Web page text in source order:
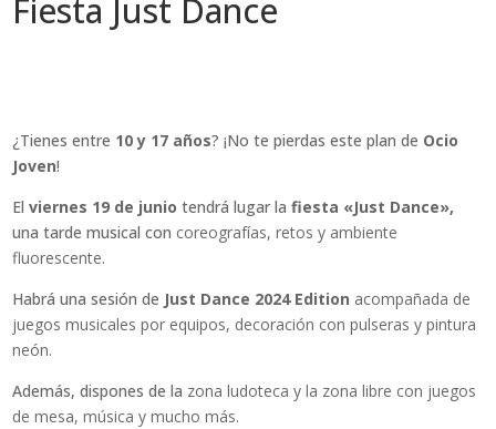
Fiesta Just Dance
¿Tienes entre 10 y 17 años? ¡No te pierdas este plan de Ocio
Joven!
Elviernes 19 de junio tendrá lugar lafiesta «Just Dance»,
una tarde musical con coreografías, retos y ambiente
fluorescente.
Habrá una sesión de Just Dance 2024 Edition acompañada de
juegos musicales por equipos, decoración con pulseras y pintura
neón.
Además, dispones de la zona ludoteca y la zona libre con juegos
de mesa, música y mucho más.